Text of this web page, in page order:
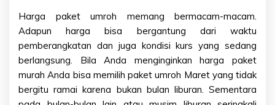
Harga paket umroh memang bermacam-macam.
Adapun harga bisa bergantung dari waktu
pemberangkatan dan juga kondisi kurs yang sedang
berlangsung. Bila Anda menginginkan harga paket
murah Anda bisa memilih paket umroh Maret yang tidak
bergitu ramai karena bukan bulan liburan. Sementara